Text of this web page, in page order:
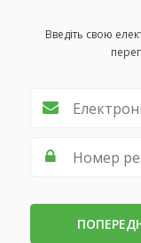
Введіть свою